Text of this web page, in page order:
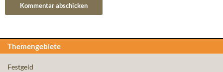
Themengebiete
Festgeld